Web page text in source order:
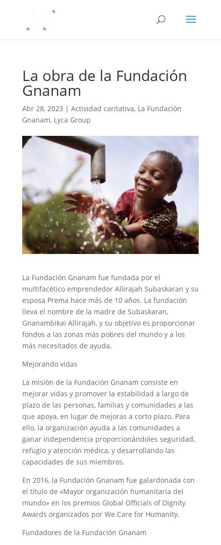
La obra de la Fundación
Gnanam
Abr 28, 2023 | Actividad caritativa, La Fundación
Gnanam, Lyca Group
La Fundación Gnanam fue fundada por el
multifacético emprendedor Allirajah Subaskaran y su
esposa Prema hace más de 10 años. La fundación
lleva el nombre de la madre de Subaskaran,
Gnanambikai Allirajah, y su objetivo es proporcionar
fondos a las zonas más pobres del mundo y a los
más necesitados de ayuda.
Mejorando vidas
La misión de la Fundación Gnanam consiste en
mejorar vidas y promover la estabilidad a largo de
plazo de las personas, familias y comunidades a las
que apoya, en lugar de mejoras a corto plazo. Para
ello, la organización ayuda a las comunidades a
ganar independencia proporcionándoles seguridad,
refugio y atención médica, y desarrollando las
capacidades de sus miembros.
En 2016, la Fundación Gnanam fue galardonada con
el título de «Mayor organización humanitaria del
mundo» en los premios Global Officials of Dignity
Awards organizados por We Care for Humanity.
Fundadores de la Fundación Gnanam